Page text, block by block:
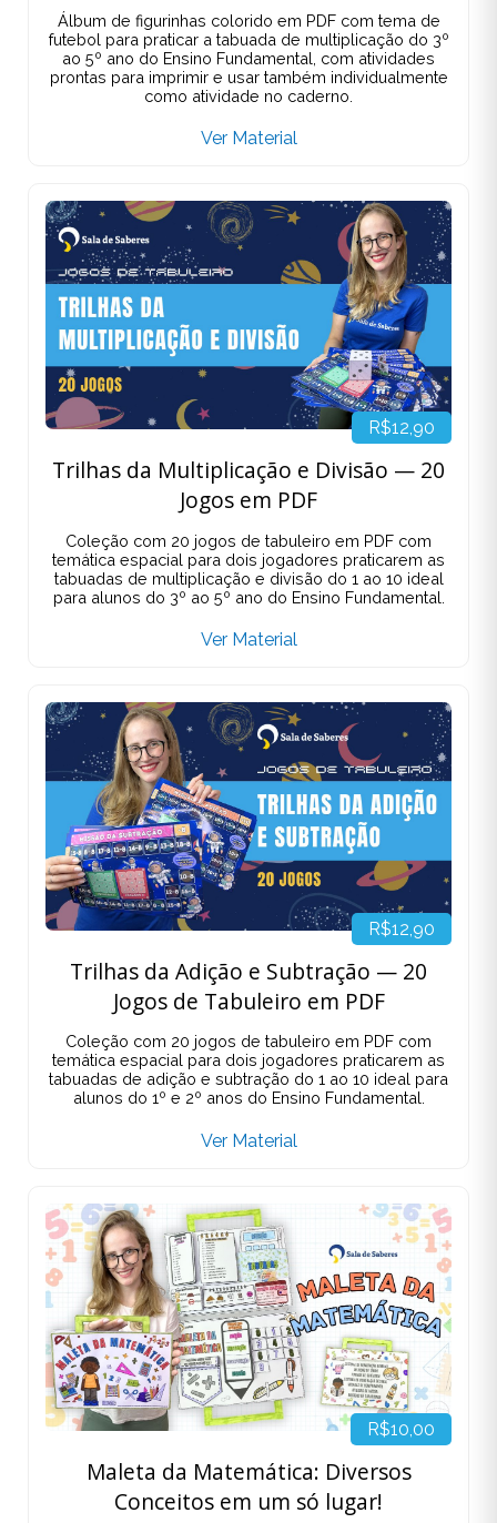
Álbum de figurinhas colorido em PDF com tema de
futebol para praticar a tabuada de multiplicação do 3º
ao 5º ano do Ensino Fundamental, com atividades
prontas para imprimir e usar também individualmente
como atividade no caderno.
Ver Material
R$12,90
Trilhas da Multiplicação e Divisão — 20
Jogos em PDF
Coleção com 20 jogos de tabuleiro em PDF com
temática espacial para dois jogadores praticarem as
tabuadas de multiplicação e divisão do 1 ao 10 ideal
para alunos do 3º ao 5º ano do Ensino Fundamental.
Ver Material
R$12,90
Trilhas da Adição e Subtração — 20
Jogos de Tabuleiro em PDF
Coleção com 20 jogos de tabuleiro em PDF com
temática espacial para dois jogadores praticarem as
tabuadas de adição e subtração do 1 ao 10 ideal para
alunos do 1º e 2º anos do Ensino Fundamental.
Ver Material
R$10,00
Maleta da Matemática: Diversos
Conceitos em um só lugar!